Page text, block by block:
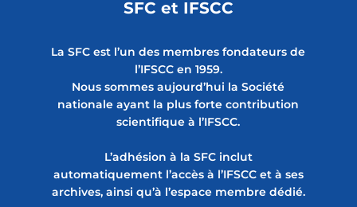
SFC et IFSCC
La SFC est l’un des membres fondateurs de
l’IFSCC en 1959.
Nous sommes aujourd’hui la Société
nationale ayant la plus forte contribution
scientifique à l’IFSCC.
L’adhésion à la SFC inclut
automatiquement l’accès à l’IFSCC et à ses
archives, ainsi qu’à l’espace membre dédié.